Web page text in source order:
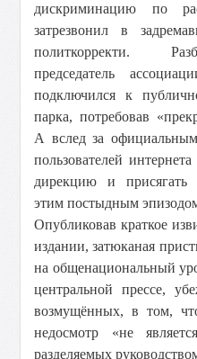
дискриминацию по
затрезвонил в
политкорректи.
председатель
подключился к
парка, потребовав
А вслед за
пользователей
дирекцию и присягать
этим постыдным
Опубликовав краткое
издании, затюканая
на общенациональный
центральной прессе,
возмущённых, в том,
недосмотр «не
разделяемых